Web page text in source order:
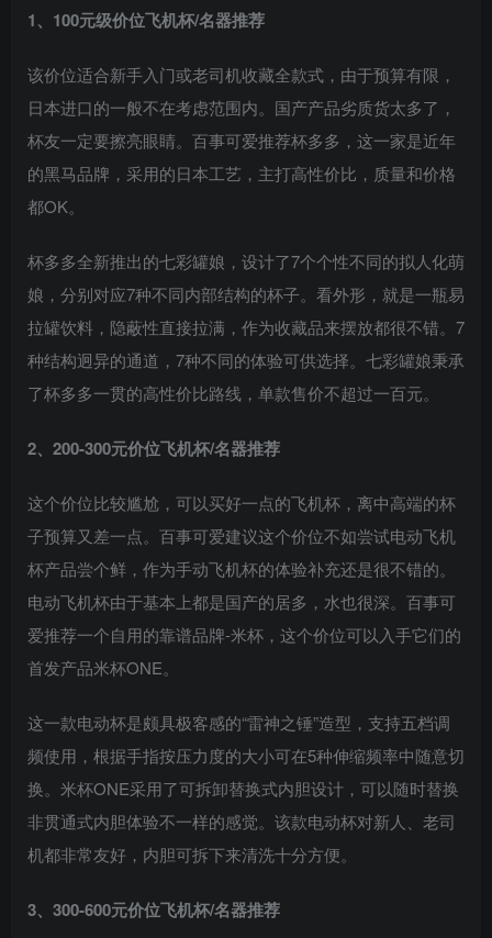
1、100元级价位飞机杯/名器推荐
该价位适合新手入门或老司机收藏全款式，由于预算有限，
日本进口的一般不在考虑范围内。国产产品劣质货太多了，
杯友一定要擦亮眼睛。百事可爱推荐杯多多，这一家是近年
的黑马品牌，采用的日本工艺，主打高性价比，质量和价格
都OK。
杯多多全新推出的七彩罐娘，设计了7个个性不同的拟人化萌
娘，分别对应7种不同内部结构的杯子。看外形，就是一瓶易
拉罐饮料，隐蔽性直接拉满，作为收藏品来摆放都很不错。7
种结构迥异的通道，7种不同的体验可供选择。七彩罐娘秉承
了杯多多一贯的高性价比路线，单款售价不超过一百元。
2、200-300元价位飞机杯/名器推荐
这个价位比较尴尬，可以买好一点的飞机杯，离中高端的杯
子预算又差一点。百事可爱建议这个价位不如尝试电动飞机
杯产品尝个鲜，作为手动飞机杯的体验补充还是很不错的。
电动飞机杯由于基本上都是国产的居多，水也很深。百事可
爱推荐一个自用的靠谱品牌-米杯，这个价位可以入手它们的
首发产品米杯ONE。
这一款电动杯是颇具极客感的“雷神之锤”造型，支持五档调
频使用，根据手指按压力度的大小可在5种伸缩频率中随意切
换。米杯ONE采用了可拆卸替换式内胆设计，可以随时替换
非贯通式内胆体验不一样的感觉。该款电动杯对新人、老司
机都非常友好，内胆可拆下来清洗十分方便。
3、300-600元价位飞机杯/名器推荐